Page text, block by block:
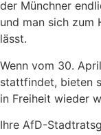
der Münchner
und man sich zum
lässt.
Wenn vom 30.
stattfindet, bieten
in Freiheit wieder
Ihre AfD-